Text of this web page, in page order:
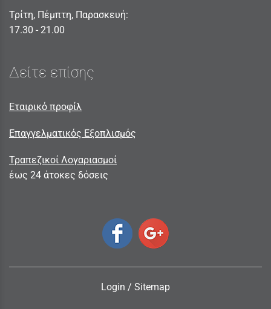
Τρίτη, Πέμπτη, Παρασκευή:
17.30 - 21.00
Δείτε επίσης
Εταιρικό προφίλ
Επαγγελματικός Εξοπλισμός
Τραπεζικοί Λογαριασμοί
έως 24 άτοκες δόσεις
Login / Sitemap